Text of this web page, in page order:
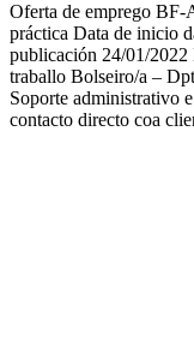
Oferta de emprego
práctica Data de inicio
publicación 24/01/
traballo Bolseiro/a –
Soporte administrativo
contacto directo coa